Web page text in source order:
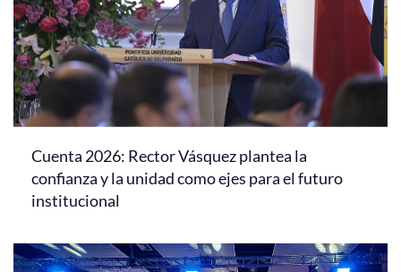
Cuenta 2026: Rector Vásquez plantea la
confianza y la unidad como ejes para el futuro
institucional